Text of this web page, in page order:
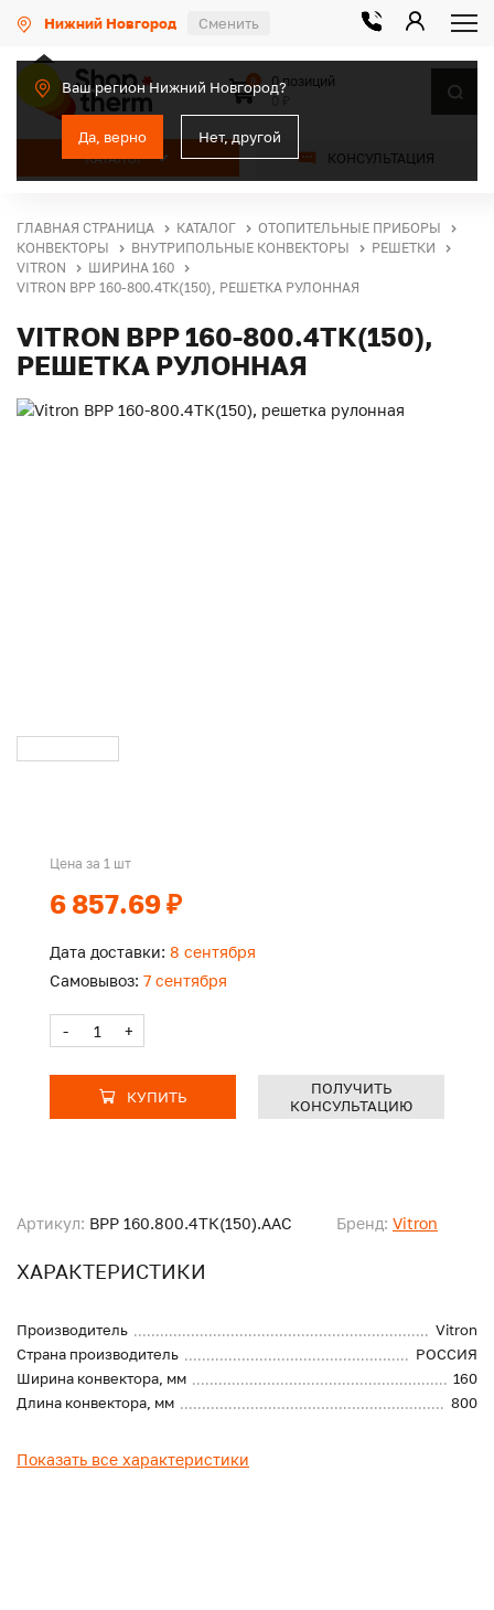
Нижний Новгород Сменить
Ваш регион Нижний Новгород?
Да, верно Нет, другой
КАТАЛОГ КОНСУЛЬТАЦИЯ
0
0 позиций
ГЛАВНАЯ СТРАНИЦА КАТАЛОГ
ОТОПИТЕЛЬНЫЕ ПРИБОРЫ
КОНВЕКТОРЫ
ВНУТРИПОЛЬНЫЕ КОНВЕКТОРЫ
РЕШЕТКИ
VITRON
ШИРИНА 160
VITRON ВРР 160-800.4ТК(150), РЕШЕТКА РУЛОННАЯ
VITRON ВРР 160-800.4ТК(150),
РЕШЕТКА РУЛОННАЯ
Артикул: ВРР 160.800.4ТК(150).ААС Бренд: Vitron
ХАРАКТЕРИСТИКИ
Производитель
Vitron
Страна производитель
РОССИЯ
Ширина конвектора, мм
160
Длина конвектора, мм
800
Показать все характеристики
Цена за 1 шт
6 857.69 ₽
Дата доставки: 8 сентября
Самовывоз: 7 сентября
- +
КУПИТЬ
ПОЛУЧИТЬ
КОНСУЛЬТАЦИЮ